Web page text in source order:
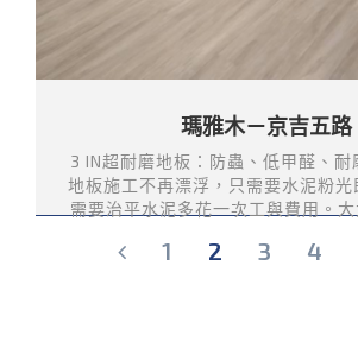
瑪雅木－京吉五路
3 IN超耐磨地板：防蟲、低甲醛、耐
地板施工不再漂浮，只需要水泥粉光
需要治平水泥多花一次工與費用。大
1 2 3 4